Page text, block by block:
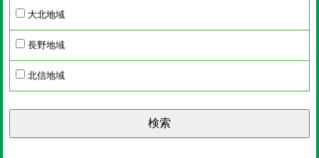
大北地域
長野地域
北信地域
検索